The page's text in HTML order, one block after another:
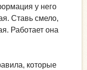
у него
Ставь смело,
Работает она
которые